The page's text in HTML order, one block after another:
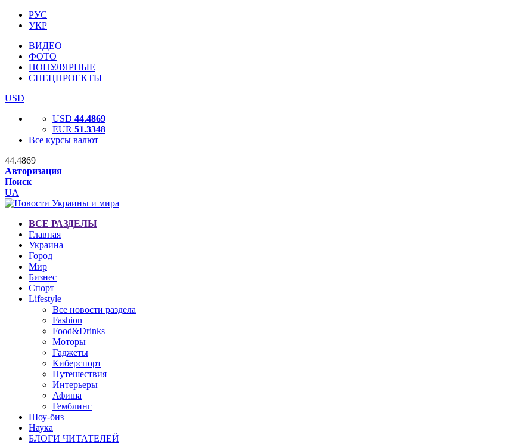
РУС
УКР
ВИДЕО
ФОТО
ПОПУЛЯРНЫЕ
СПЕЦПРОЕКТЫ
USD
USD 44.4869
EUR 51.3348
Все курсы валют
44.4869
Авторизация
Поиск
UA
ВСЕ РАЗДЕЛЫ
Главная
Украина
Город
Мир
Бизнес
Спорт
Lifestyle
Все новости раздела
Fashion
Food&Drinks
Моторы
Гаджеты
Киберспорт
Путешествия
Интерьеры
Афиша
Гемблинг
Шоу-биз
Наука
БЛОГИ ЧИТАТЕЛЕЙ